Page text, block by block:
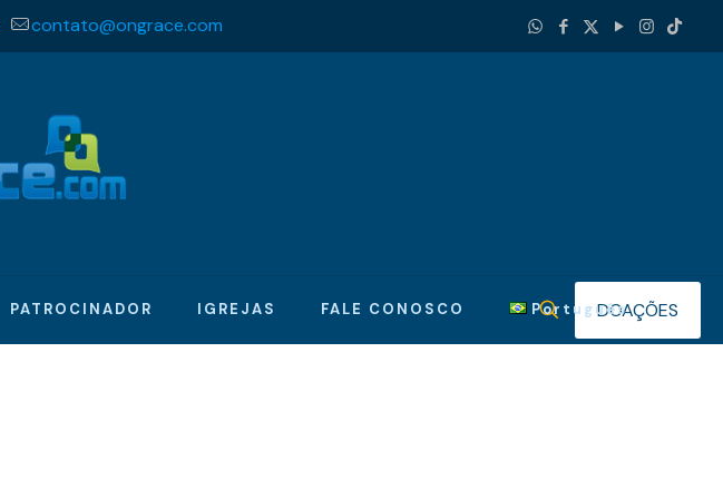
contato@ongrace.com
PATROCINADOR IGREJAS FALE CONOSCO PortuguêsDOAÇÕES